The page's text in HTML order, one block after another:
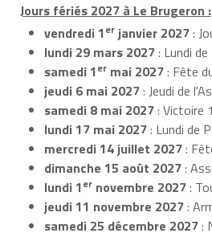
Jours fériés 2027 à Le Brugeron :
vendredi 1er janvier 2027:
lundi 29 mars 2027: Lundi
samedi 1er mai 2027: Fête
jeudi 6 mai 2027: Jeudi de
samedi 8 mai 2027: Victoire
lundi 17 mai 2027: Lundi de
mercredi 14 juillet 2027:
dimanche 15 août 2027:
lundi 1er novembre 2027:
jeudi 11 novembre 2027:
samedi 25 décembre 2027: